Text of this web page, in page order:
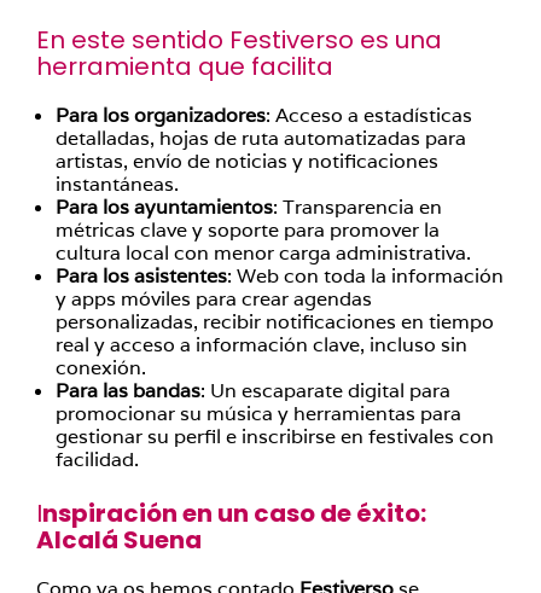
En este sentido Festiverso es una
herramienta que facilita
Para los organizadores: Acceso a estadísticas
detalladas, hojas de ruta automatizadas para
artistas, envío de noticias y notificaciones
instantáneas.
Para los ayuntamientos: Transparencia en
métricas clave y soporte para promover la
cultura local con menor carga administrativa.
Para los asistentes: Web con toda la información
y apps móviles para crear agendas
personalizadas, recibir notificaciones en tiempo
real y acceso a información clave, incluso sin
conexión.
Para las bandas: Un escaparate digital para
promocionar su música y herramientas para
gestionar su perfil e inscribirse en festivales con
facilidad.
Inspiración en un caso de éxito:
Alcalá Suena